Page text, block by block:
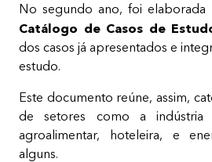
No segundo ano, foi elaborada
Catálogo de Casos de
dos casos já apresentados e
estudo.
Este documento reúne, assim,
de setores como a indústria
agroalimentar, hoteleira, e
alguns.